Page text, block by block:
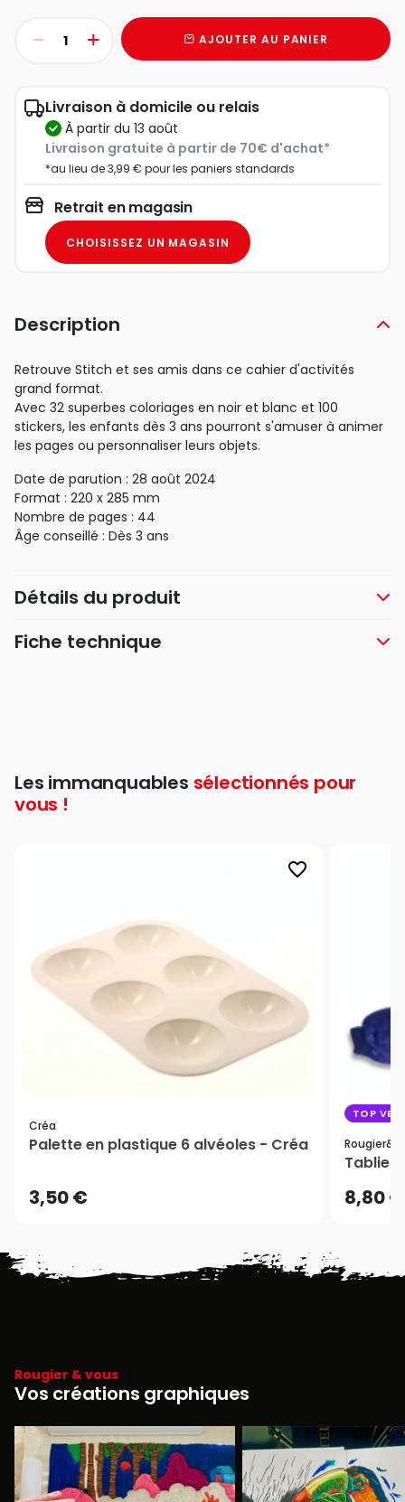
AJOUTER AU PANIER
Livraison à domicile ou relais
à partir du 13 août
Livraison gratuite à partir de 70€ d'achat*
*au lieu de 3,99 € pour les paniers standards
Retrait en magasin
CHOISISSEZ UN MAGASIN
Description
Retrouve Stitch et ses amis dans ce cahier d'activités
grand format.
Avec 32 superbes coloriages en noir et blanc et 100
stickers, les enfants dès 3 ans pourront s'amuser à animer
les pages ou personnaliser leurs objets.
Date de parution : 28 août 2024
Format : 220 x 285 mm
Nombre de pages : 44
Âge conseillé : Dès 3 ans
Détails du produit
Fiche technique
Les immanquables sélectionnés pour
vous !
favorite_border
Créa
Palette en plastique 6 alvéoles - Créa
3,50 €
TOP
Tablier
8,80 €
Rougier & vous
Vos créations graphiques